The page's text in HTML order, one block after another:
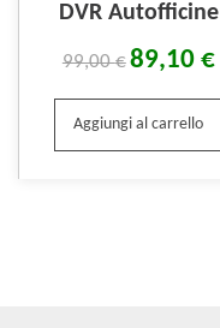
DVR Autofficine
99,00€89,10 €
Aggiungi al carrello